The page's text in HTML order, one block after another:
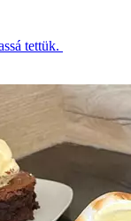
tettük.